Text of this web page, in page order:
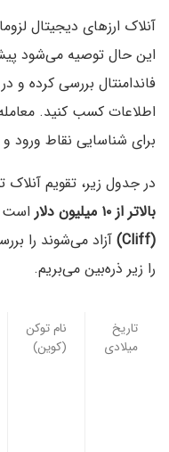
آنلاک ارزهای دیجیتال
این حال توصیه می‌شود پیش
فاندامنتال بررسی کرده و
اطلاعات کسب کنید.
برای شناسایی نقاط ورود و
در جدول زیر، تقویم آنلاک
بالاتر از ۱۰ میلیون دلار
است
(Cliff)
آزاد می‌شوند را
را زیر ذره‌بین می‌بریم.
تاریخ
میلادی
نام توکن
(کوین)